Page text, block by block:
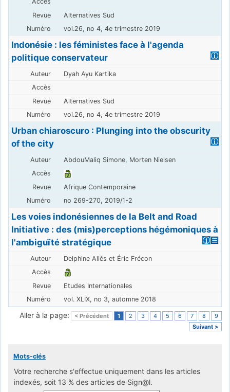
Alternatives Sud
vol.26, no 4, 4e trimestre 2019
Indonésie : les féministes face à l'agenda
politique conservateur
Dyah Ayu Kartika
Alternatives Sud
vol.26, no 4, 4e trimestre 2019
Urban chiaroscuro : Plunging into the obscurity
of the city
AbdouMaliq Simone, Morten Nielsen
Afrique Contemporaine
no 269-270, 2019/1-2
Les voies indonésiennes de la Belt and Road
Initiative : des (mis)perceptions hégémoniques à
l'ambiguïté stratégique
Delphine Allès et Éric Frécon
Etudes Internationales
vol. XLIX, no 3, automne 2018
Aller à la page: < Précédent 1 2 3 4 5 6 7 8
9
Suivant >
Mots-clés
Votre recherche s'effectue uniquement dans les articles
indexés, soit 13 % des articles de Sign@l.